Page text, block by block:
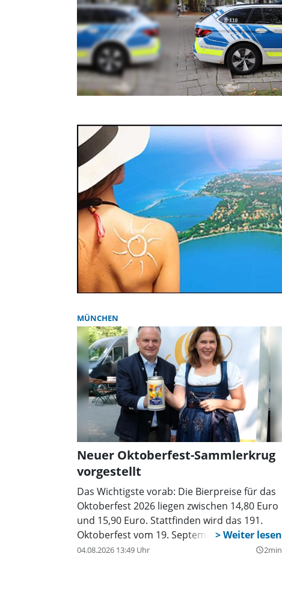
MÜNCHEN
Neuer Oktoberfest-Sammlerkrug
vorgestellt
Das Wichtigste vorab: Die Bierpreise für das
Oktoberfest 2026 liegen zwischen 14,80 Euro
und 15,90 Euro. Stattfinden wird das 191.
Oktoberfest vom 19. September bis zum 4.
Oktober.
04.08.2026 13:49 Uhr query_builder2min